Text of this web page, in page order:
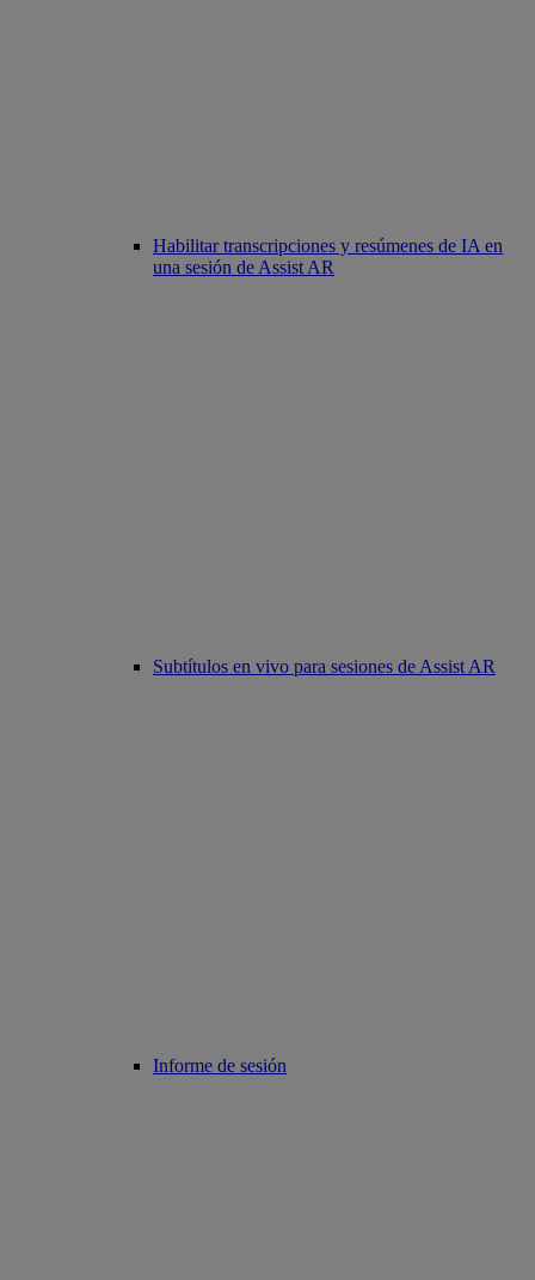
Habilitar transcripciones y resúmenes de IA en
una sesión de Assist AR
Subtítulos en vivo para sesiones de Assist AR
Informe de sesión